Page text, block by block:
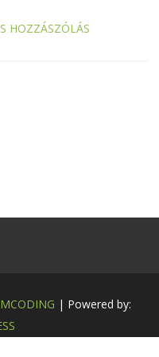
HOZZÁSZÓLÁS
| Powered by: